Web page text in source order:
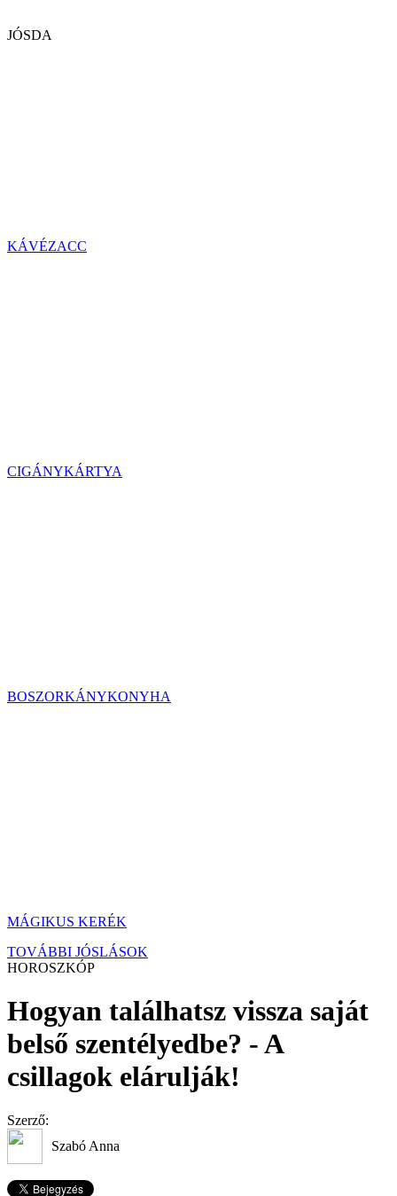
JÓSDA
KÁVÉZACC
CIGÁNYKÁRTYA
BOSZORKÁNYKONYHA
MÁGIKUS KERÉK
TOVÁBBI JÓSLÁSOK
HOROSZKÓP
Hogyan találhatsz vissza saját
belső szentélyedbe? - A
csillagok elárulják!
Szerző:
Szabó Anna